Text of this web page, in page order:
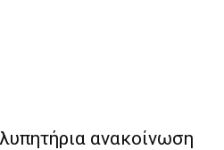
ανακοίνωση